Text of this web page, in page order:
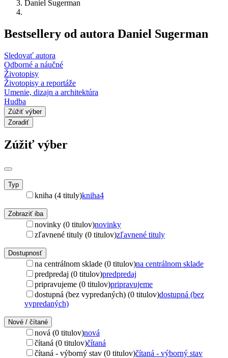
Daniel Sugerman
Bestsellery od autora Daniel Sugerman
Sledovať autora
Odborné a náučné
Životopisy
Životopisy a reportáže
Umenie, dizajn a architektúra
Hudba
Zúžiť výber
Zoradiť
Zúžiť výber
Typ
kniha (4 tituly)kniha4
Zobraziť iba
novinky (0 titulov)novinky
zľavnené tituly (0 titulov)zľavnené tituly
Dostupnosť
na centrálnom sklade (0 titulov)na centrálnom sklade
predpredaj (0 titulov)predpredaj
pripravujeme (0 titulov)pripravujeme
dostupná (bez vypredaných) (0 titulov)dostupná (bez
vypredaných)
Nové / čítané
nová (0 titulov)nová
čítaná (0 titulov)čítaná
čítaná - výborný stav (0 titulov)čítaná - výborný stav